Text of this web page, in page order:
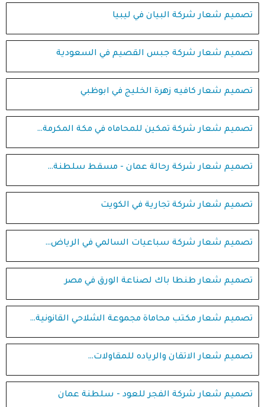
تصميم شعار شركة البيان في ليبيا
تصميم شعار شركة جبس القصيم في السعودية
تصميم شعار كافيه زهرة الخليج في ابوظبي
تصميم شعار شركة تمكين للمحاماه في مكة المكرمة…
تصميم شعار شركة رحالة عمان - مسقط سلطنة…
تصميم شعار شركة تجارية في الكويت
تصميم شعار شركة سباعيات السالمي في الرياض…
تصميم شعار طنطا باك لصناعة الورق في مصر
تصميم شعار مكتب محاماة مجموعة الشلاحي القانونية…
تصميم شعار الاتقان والرياده للمقاولات…
تصميم شعار شركة الفجر للعود - سلطنة عمان